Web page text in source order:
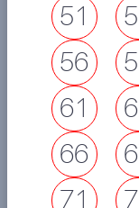
51
56
61
66
71